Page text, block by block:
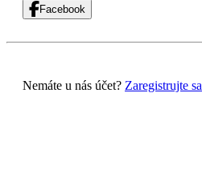
Facebook
Nemáte u nás účet? Zaregistrujte sa